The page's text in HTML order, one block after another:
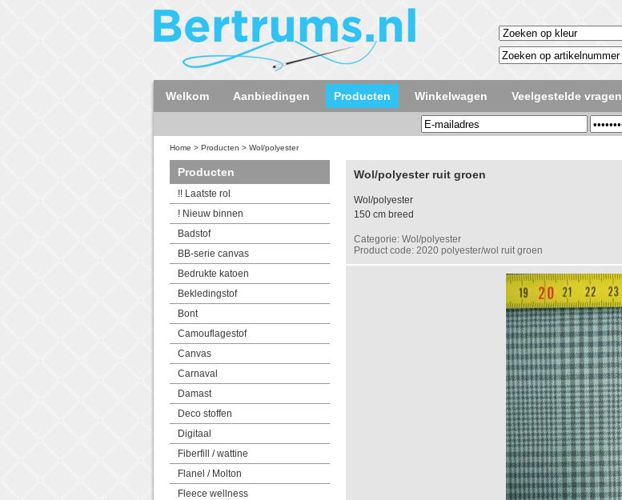
Welkom Aanbiedingen Producten Winkelwagen Veelgestelde vragen
Home > Producten > Wol/polyester
Producten
!! Laatste rol
! Nieuw binnen
Badstof
BB-serie canvas
Bedrukte katoen
Bekledingstof
Bont
Camouflagestof
Canvas
Carnaval
Damast
Deco stoffen
Digitaal
Fiberfill / wattine
Flanel / Molton
Fleece wellness
Wol/polyester ruit groen
Wol/polyester
150 cm breed
Categorie: Wol/polyester
Product code: 2020 polyester/wol ruit groen